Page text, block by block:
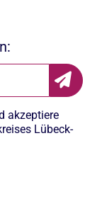
akzeptiere
Lübeck-